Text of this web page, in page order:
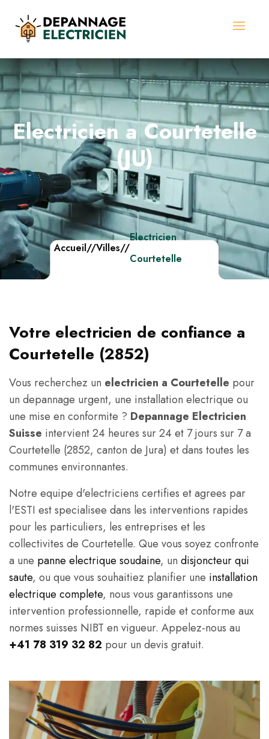
Electricien a Courtetelle
(JU)
Accueil//Villes//
Electricien
Courtetelle
Votre electricien de confiance a
Courtetelle (2852)
Vous recherchez un electricien a Courtetelle pour
un depannage urgent, une installation electrique ou
une mise en conformite ? Depannage Electricien
Suisse intervient 24 heures sur 24 et 7 jours sur 7 a
Courtetelle (2852, canton de Jura) et dans toutes les
communes environnantes.
Notre equipe d'electriciens certifies et agrees par
l'ESTI est specialisee dans les interventions rapides
pour les particuliers, les entreprises et les
collectivites de Courtetelle. Que vous soyez confronte
a une panne electrique soudaine, un disjoncteur qui
saute, ou que vous souhaitiez planifier une installation
electrique complete, nous vous garantissons une
intervention professionnelle, rapide et conforme aux
normes suisses NIBT en vigueur. Appelez-nous au
+41 78 319 32 82 pour un devis gratuit.